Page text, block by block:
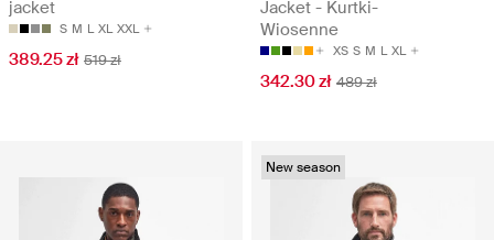
jacket
S M L XL XXL
389.25 zł 519 zł
Jacket - Kurtki-
Wiosenne
XS S M L XL
342.30 zł 489 zł
New season